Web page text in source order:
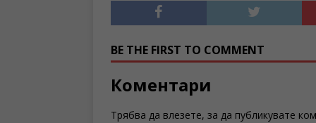
BE THE FIRST TO COMMENT
Коментари
Трябва да влезете, за да публикувате